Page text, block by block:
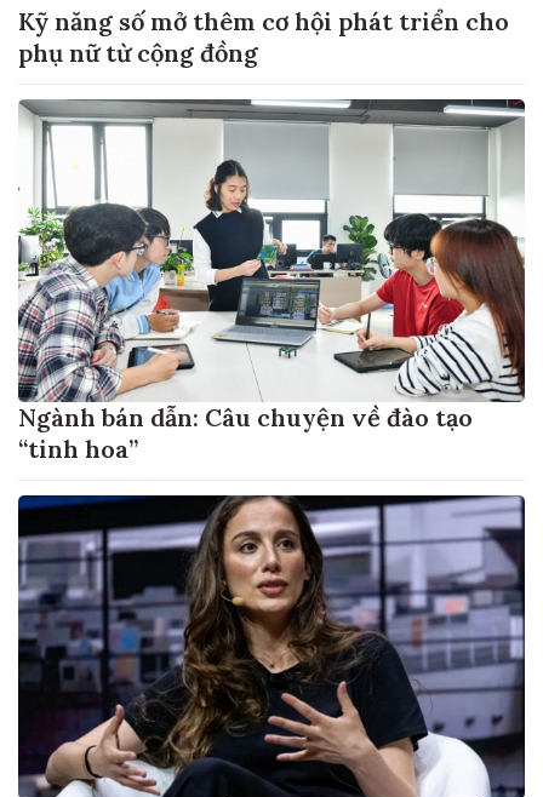
Kỹ năng số mở thêm cơ hội phát triển cho
phụ nữ từ cộng đồng
Ngành bán dẫn: Câu chuyện về đào tạo
“tinh hoa”